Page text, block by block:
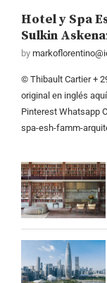
Hotel y Spa
Sulkin
by
© Thibault Cartier +
original en inglés
Pinterest Whatsapp
spa-esh-famm-